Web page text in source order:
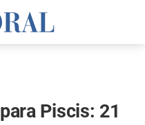
Piscis: 21